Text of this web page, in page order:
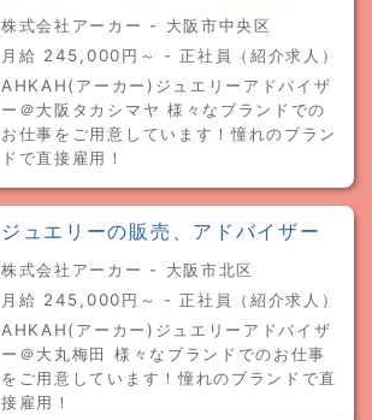
株式会社アーカー - 大阪市中央区
月給 245,000円～ - 正社員（紹介求人）
AHKAH(アーカー)ジュエリーアドバイザ
ー＠大阪タカシマヤ 様々なブランドでの
お仕事をご用意しています！憧れのブラン
ドで直接雇用！
ジュエリーの販売、アドバイザー
株式会社アーカー - 大阪市北区
月給 245,000円～ - 正社員（紹介求人）
AHKAH(アーカー)ジュエリーアドバイザ
ー＠大丸梅田 様々なブランドでのお仕事
をご用意しています！憧れのブランドで直
接雇用！